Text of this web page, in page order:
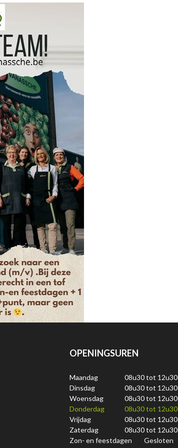
OPENINGSUREN
Maandag 08u30 tot 12u30
Dinsdag
08u30 tot 12u30
Woensdag
08u30 tot 12u30
Donderdag
08u30 tot 12u30
Vrijdag
08u30 tot 12u30
Zaterdag
08u30 tot 12u30
Zon- en feestdagen
Gesloten